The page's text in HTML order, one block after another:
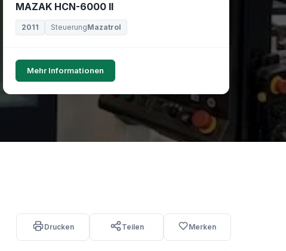
MAZAK HCN-6000 II
2011 SteuerungMazatrol
Mehr Informationen Mehr
Drucken Teilen Merken